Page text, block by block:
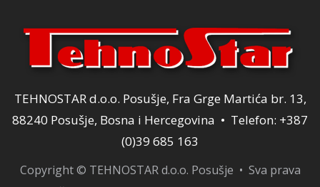
TEHNOSTAR d.o.o. Posušje, Fra Grge Martića br. 13,
88240 Posušje, Bosna i Hercegovina • Telefon: +387
(0)39 685 163
Copyright © TEHNOSTAR d.o.o. Posušje • Sva prava